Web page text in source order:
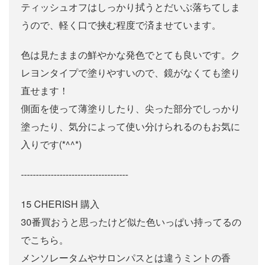
ティッシュオフはしっかり拭うとだいぶ落ちてしま
うので、軽く口で挟む程度で済ませています。
色は見たままの鮮やかな発色でとても良いです。ク
レヨンタイプで塗りやすいので、鏡がなくても塗り
直せます！
側面を使って薄塗りしたり、尖った部分でしっかり
塗ったり、気分によって使い分けられるのもお気に
入りです(*^^*)
------------------------------------
15 CHERISH 購入
30番買おうと思ったけど似た色いっぱい持ってるの
でこちら。
メンソレータムやサロンパスとは違うミントの香